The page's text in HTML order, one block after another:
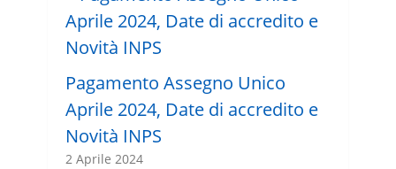
Pagamento Assegno Unico
Aprile 2024, Date di accredito e
Novità INPS
2 Aprile 2024